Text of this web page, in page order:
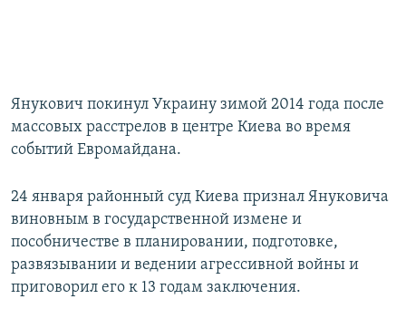
Янукович покинул Украину зимой 2014 года после
массовых расстрелов в центре Киева во время
событий Евромайдана.
24 января районный суд Киева признал Януковича
виновным в государственной измене и
пособничестве в планировании, подготовке,
развязывании и ведении агрессивной войны и
приговорил его к 13 годам заключения.